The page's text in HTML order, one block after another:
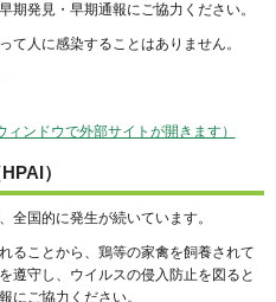
期発見・早期通報にご協力ください。
て人に感染することはありません。
ンドウで外部サイトが開きます）
）
全国的に発生が続いています。
ることから、鶏等の家禽を飼養されて
遵守し、ウイルスの侵入防止を図ると
にご協力ください。